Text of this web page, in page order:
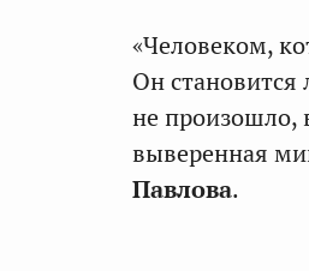
«Человеком,
Он становится
не произошло,
выверенная
Павлова.